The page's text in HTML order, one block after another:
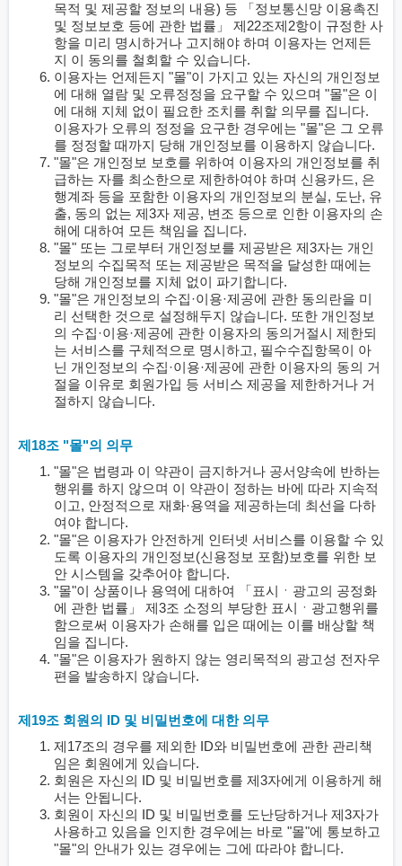
목적 및 제공할 정보의 내용) 등 「정보통신망 이용촉진
및 정보보호 등에 관한 법률」 제22조제2항이 규정한 사
항을 미리 명시하거나 고지해야 하며 이용자는 언제든
지 이 동의를 철회할 수 있습니다.
이용자는 언제든지 "몰"이 가지고 있는 자신의 개인정보
에 대해 열람 및 오류정정을 요구할 수 있으며 "몰"은 이
에 대해 지체 없이 필요한 조치를 취할 의무를 집니다.
이용자가 오류의 정정을 요구한 경우에는 "몰"은 그 오류
를 정정할 때까지 당해 개인정보를 이용하지 않습니다.
"몰"은 개인정보 보호를 위하여 이용자의 개인정보를 취
급하는 자를 최소한으로 제한하여야 하며 신용카드, 은
행계좌 등을 포함한 이용자의 개인정보의 분실, 도난, 유
출, 동의 없는 제3자 제공, 변조 등으로 인한 이용자의 손
해에 대하여 모든 책임을 집니다.
"몰" 또는 그로부터 개인정보를 제공받은 제3자는 개인
정보의 수집목적 또는 제공받은 목적을 달성한 때에는
당해 개인정보를 지체 없이 파기합니다.
"몰"은 개인정보의 수집·이용·제공에 관한 동의란을 미
리 선택한 것으로 설정해두지 않습니다. 또한 개인정보
의 수집·이용·제공에 관한 이용자의 동의거절시 제한되
는 서비스를 구체적으로 명시하고, 필수수집항목이 아
닌 개인정보의 수집·이용·제공에 관한 이용자의 동의 거
절을 이유로 회원가입 등 서비스 제공을 제한하거나 거
절하지 않습니다.
제18조 "몰"의 의무
"몰"은 법령과 이 약관이 금지하거나 공서양속에 반하는
행위를 하지 않으며 이 약관이 정하는 바에 따라 지속적
이고, 안정적으로 재화·용역을 제공하는데 최선을 다하
여야 합니다.
"몰"은 이용자가 안전하게 인터넷 서비스를 이용할 수 있
도록 이용자의 개인정보(신용정보 포함)보호를 위한 보
안 시스템을 갖추어야 합니다.
"몰"이 상품이나 용역에 대하여 「표시ㆍ광고의 공정화
에 관한 법률」 제3조 소정의 부당한 표시ㆍ광고행위를
함으로써 이용자가 손해를 입은 때에는 이를 배상할 책
임을 집니다.
"몰"은 이용자가 원하지 않는 영리목적의 광고성 전자우
편을 발송하지 않습니다.
제19조 회원의 ID 및 비밀번호에 대한 의무
제17조의 경우를 제외한 ID와 비밀번호에 관한 관리책
임은 회원에게 있습니다.
회원은 자신의 ID 및 비밀번호를 제3자에게 이용하게 해
서는 안됩니다.
회원이 자신의 ID 및 비밀번호를 도난당하거나 제3자가
사용하고 있음을 인지한 경우에는 바로 "몰"에 통보하고
"몰"의 안내가 있는 경우에는 그에 따라야 합니다.